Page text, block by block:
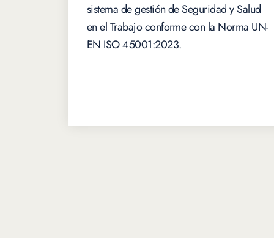
sistema de gestión de Seguridad y Salud
en el Trabajo conforme con la Norma UN-
EN ISO 45001:2023.